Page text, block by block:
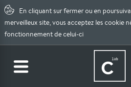
En cliquant sur fermer ou en
merveilleux site, vous acceptez les cookie
fonctionnement de celui-ci